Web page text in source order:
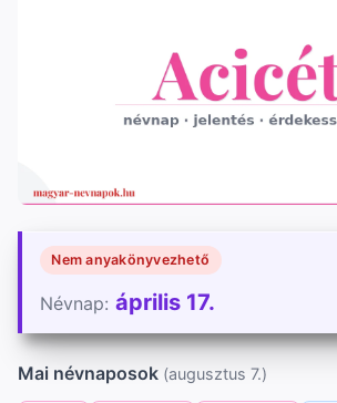
Nem anyakönyvezhető
Névnap: április 17.
Mai névnaposok (augusztus 7.)